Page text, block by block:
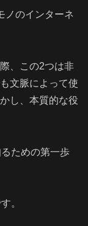
ノのインターネ
、この2つは非
文脈によって使
し、本質的な役
ための第一歩
。